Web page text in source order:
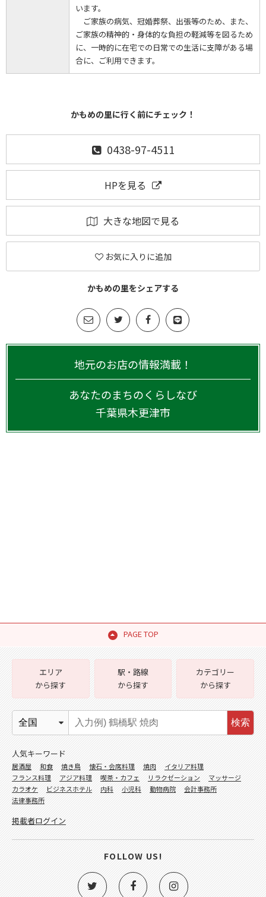
います。
ご家族の病気、冠婚葬祭、出張等のため、また、
ご家族の精神的・身体的な負担の軽減等を図るため
に、一時的に在宅での日常での生活に支障がある場
合に、ご利用できます。
かもめの里に行く前にチェック！
0438-97-4511
HPを見る
大きな地図で見る
お気に入りに追加
かもめの里をシェアする
地元のお店の情報満載！
あなたのまちのくらしなび
千葉県木更津市
PAGE TOP
エリア
から探す
駅・路線
から探す
カテゴリー
から探す
検索
人気キーワード
居酒屋 和食 焼き鳥 懐石・会席料理 焼肉
イタリア料理
フランス料理
アジア料理 喫茶・カフェ リラクゼーション
マッサージ
カラオケ
ビジネスホテル 内科 小児科 動物病院
会計事務所
法律事務所
掲載者ログイン
FOLLOW US!